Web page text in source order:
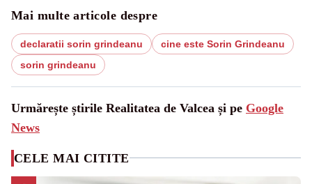
Mai multe articole despre
declaratii sorin grindeanu
cine este Sorin Grindeanu
sorin grindeanu
Urmărește știrile Realitatea de Valcea și pe Google
News
CELE MAI CITITE